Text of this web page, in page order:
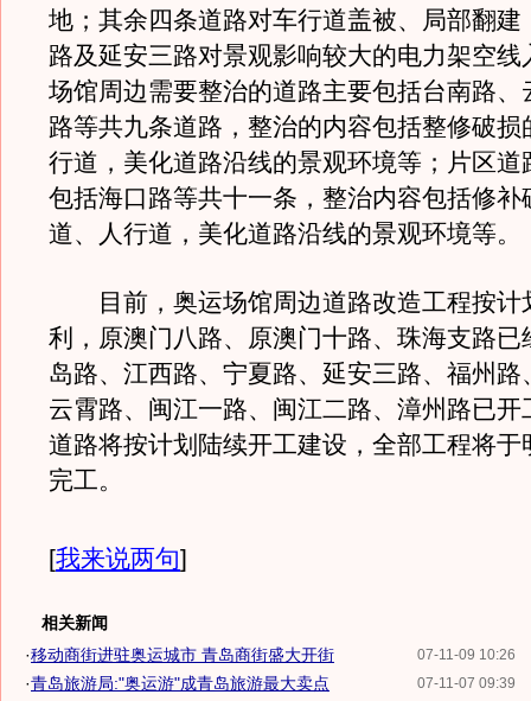
地；其余四条道路对车行道盖被、局部翻建
路及延安三路对景观影响较大的电力架空线
场馆周边需要整治的道路主要包括台南路、
路等共九条道路，整治的内容包括整修破损
行道，美化道路沿线的景观环境等；片区道
包括海口路等共十一条，整治内容包括修补
道、人行道，美化道路沿线的景观环境等。
目前，奥运场馆周边道路改造工程按计
利，原澳门八路、原澳门十路、珠海支路已
岛路、江西路、宁夏路、延安三路、福州路
云霄路、闽江一路、闽江二路、漳州路已开
道路将按计划陆续开工建设，全部工程将于
完工。
[我来说两句]
相关新闻
07-11-09 10:26
·移动商街进驻奥运城市 青岛商街盛大开街
07-11-07 09:39
·青岛旅游局:"奥运游"成青岛旅游最大卖点